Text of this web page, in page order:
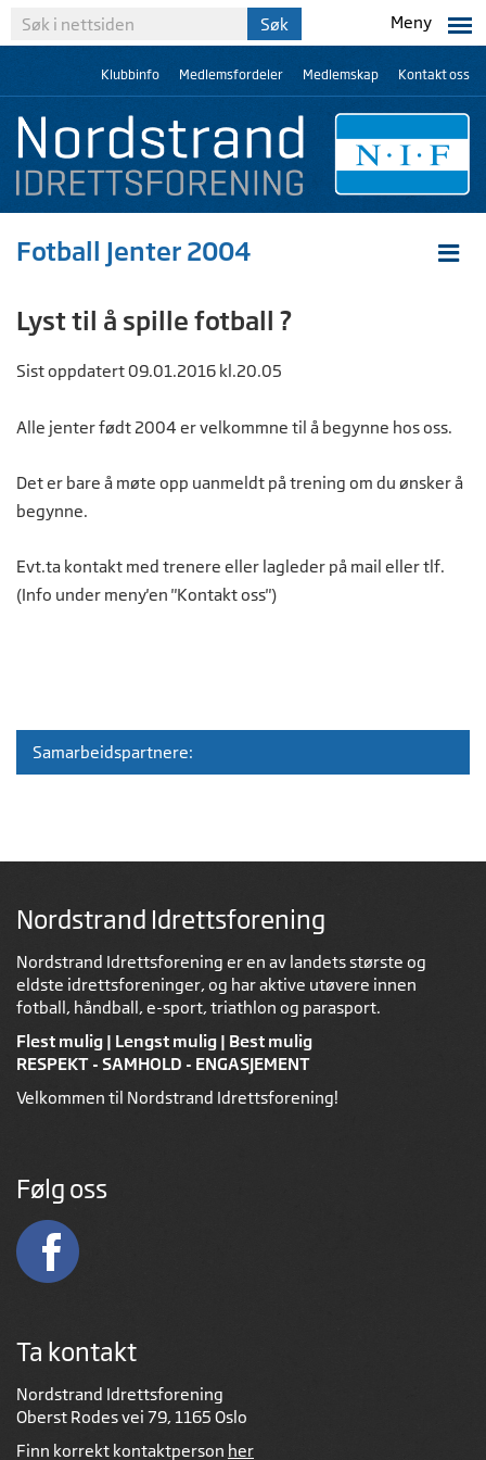
Meny
Klubbinfo Medlemsfordeler Medlemskap Kontakt oss
Fotball Jenter 2004
Lyst til å spille fotball ?
Sist oppdatert 09.01.2016 kl.20.05
Alle jenter født 2004 er velkommne til å begynne hos oss.
Det er bare å møte opp uanmeldt på trening om du ønsker å
begynne.
Evt.ta kontakt med trenere eller lagleder på mail eller tlf.
(Info under meny'en "Kontakt oss")
Samarbeidspartnere:
Nordstrand Idrettsforening
Nordstrand Idrettsforening er en av landets største og
eldste idrettsforeninger, og har aktive utøvere innen
fotball, håndball, e-sport, triathlon og parasport.
Flest mulig | Lengst mulig | Best mulig
RESPEKT - SAMHOLD - ENGASJEMENT
Velkommen til Nordstrand Idrettsforening!
Følg oss
Ta kontakt
Nordstrand Idrettsforening
Oberst Rodes vei 79, 1165 Oslo
Finn korrekt kontaktperson her